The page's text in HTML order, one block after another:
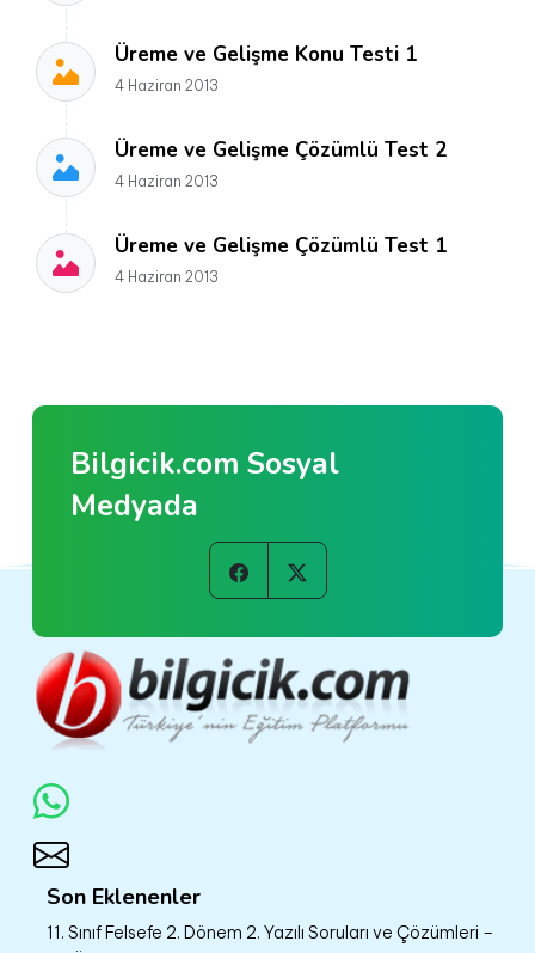
Üreme ve Gelişme Konu Testi 1
4 Haziran 2013
Üreme ve Gelişme Çözümlü Test 2
4 Haziran 2013
Üreme ve Gelişme Çözümlü Test 1
4 Haziran 2013
Bilgicik.com Sosyal
Medyada
Son Eklenenler
11. Sınıf Felsefe 2. Dönem 2. Yazılı Soruları ve Çözümleri –